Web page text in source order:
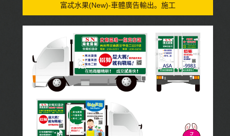
富忒水果(New)-車體廣告輸出。施工